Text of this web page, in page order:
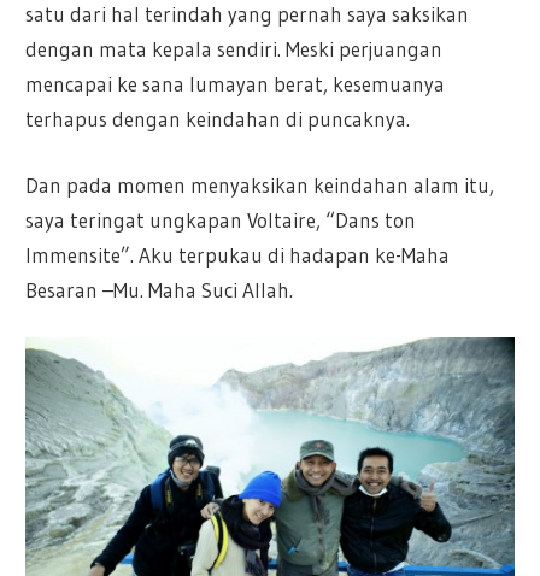
satu dari hal terindah yang pernah saya saksikan
dengan mata kepala sendiri. Meski perjuangan
mencapai ke sana lumayan berat, kesemuanya
terhapus dengan keindahan di puncaknya.
Dan pada momen menyaksikan keindahan alam itu,
saya teringat ungkapan Voltaire, “Dans ton
Immensite”. Aku terpukau di hadapan ke-Maha
Besaran –Mu. Maha Suci Allah.